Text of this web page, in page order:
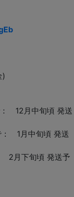
)
： 12月中旬頃 発送
： 1月中旬頃 発送
2月下旬頃 発送予